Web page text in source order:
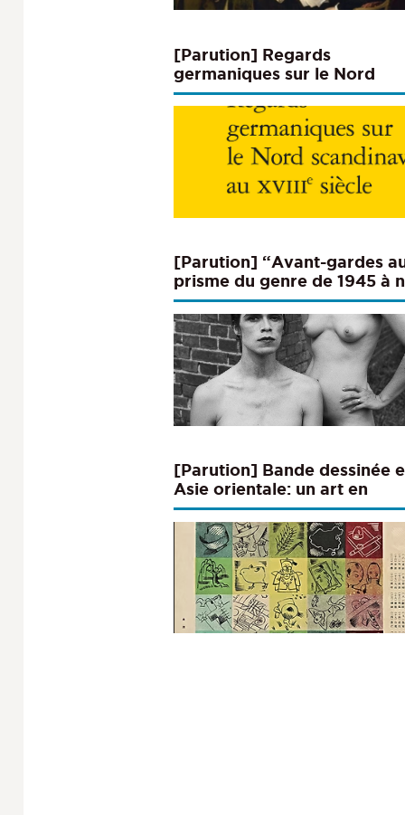
[Parution] Regards
germaniques sur le Nord
scandinave au XVIIIe siècle
[Parution] “Avant-gardes
prisme du genre de 1945 à
jours : esthétiques,
actualités” (Cahiers
germaniques n°88, 2025)
[Parution] Bande dessinée
Asie orientale: un art en
mouvement